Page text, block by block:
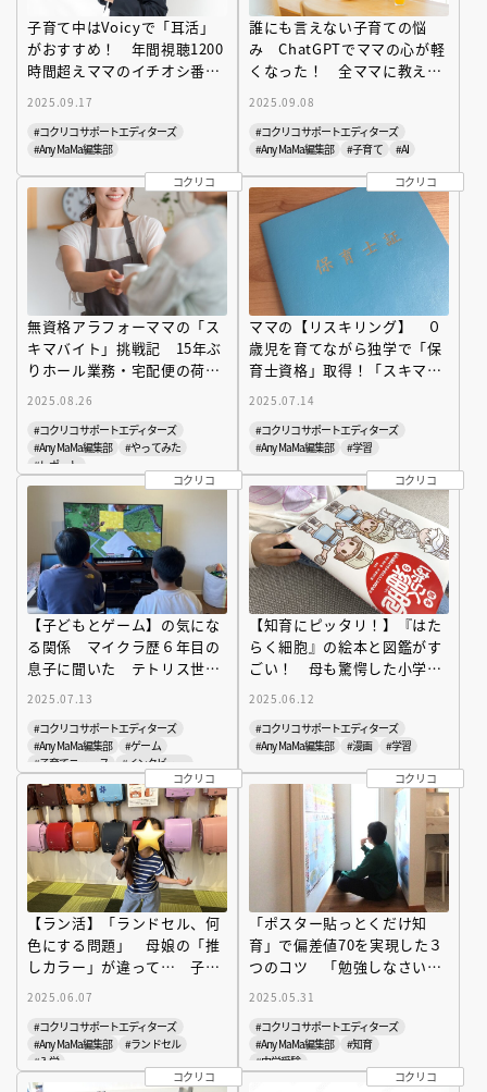
子育て中はVoicyで「耳活」
がおすすめ！ 年間視聴1200
時間超えママのイチオシ番組
2025.09.17
#コクリコサポートエディターズ
#Any MaMa編集部
誰にも言えない子育ての悩
み ChatGPTでママの心が軽
くなった！ 全ママに教えた
2025.09.08
#コクリコサポートエディターズ
#Any MaMa編集部
#子育て
#AI
コクリコ
無資格アラフォーママの「ス
キマバイト」挑戦記 15年ぶ
りホール業務・宅配便の荷物
2025.08.26
#コクリコサポートエディターズ
#Any MaMa編集部
#やってみた
#レポート
コクリコ
ママの【リスキリング】 ０
歳児を育てながら独学で「保
育士資格」取得！「スキマ時
2025.07.14
#コクリコサポートエディターズ
#Any MaMa編集部
#学習
コクリコ
【子どもとゲーム】の気にな
る関係 マイクラ歴６年目の
息子に聞いた テトリス世代
が知らない「マイクラの魅
開
2025.07.13
#コクリコサポートエディターズ
#Any MaMa編集部
#ゲーム
#子育てニュース
#インタビュー
コクリコ
【知育にピッタリ！】『はた
らく細胞』の絵本と図鑑がす
ごい！ 母も驚愕した小学生
兄妹のハイレベル「細胞トー
2025.06.12
#コクリコサポートエディターズ
#Any MaMa編集部
#漫画
#学習
コクリコ
【ラン活】「ランドセル、何
色にする問題」 母娘の「推
しカラー」が違って… 子ど
もが選んだ想定外の色と理由
2025.06.07
#コクリコサポートエディターズ
#Any MaMa編集部
#ランドセル
#入学
コクリコ
「ポスター貼っとくだけ知
育」で偏差値70を実現した３
つのコツ 「勉強しなさい」
から親子を解放
2025.05.31
#コクリコサポートエディターズ
#Any MaMa編集部
#知育
#中学受験
コクリコ
コクリコ